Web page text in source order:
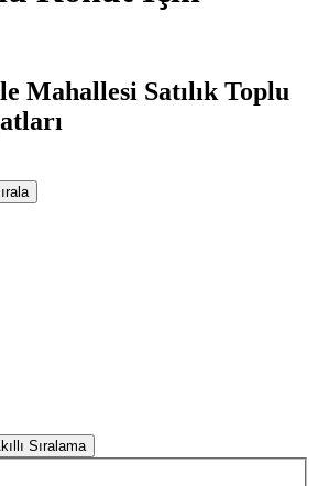
Mahallesi Satılık Toplu
Sıralama